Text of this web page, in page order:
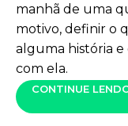
manhã de uma
motivo, definir o
alguma história
com ela.
CONTINUE